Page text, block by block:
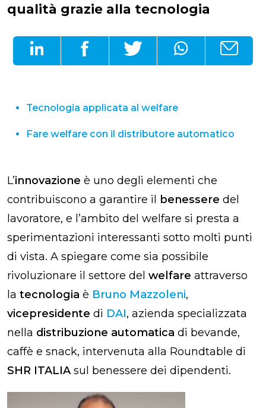
qualità grazie alla tecnologia
Tecnologia applicata al welfare
Fare welfare con il distributore automatico
L’innovazione è uno degli elementi che
contribuiscono a garantire il benessere del
lavoratore, e l’ambito del welfare si presta a
sperimentazioni interessanti sotto molti punti
di vista. A spiegare come sia possibile
rivoluzionare il settore del welfare attraverso
la tecnologia è Bruno Mazzoleni,
vicepresidente di DAI, azienda specializzata
nella distribuzione automatica di bevande,
caffè e snack, intervenuta alla Roundtable di
SHR ITALIAsul benessere dei dipendenti.